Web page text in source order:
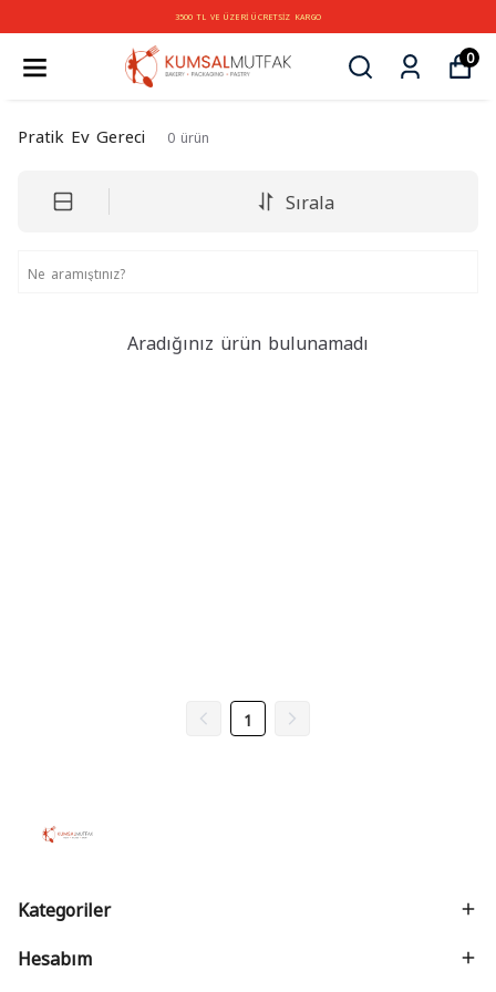
3500 TL VE ÜZERİ ÜCRETSİZ KARGO
0
Pratik Ev Gereci 0 ürün
Sırala
Aradığınız ürün bulunamadı
1
Kategoriler
Hesabım